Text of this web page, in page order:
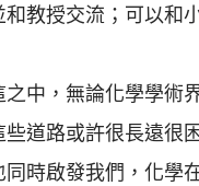
教授交流；可以和
中，無論化學學
道路或許很長遠
時啟發我們，化